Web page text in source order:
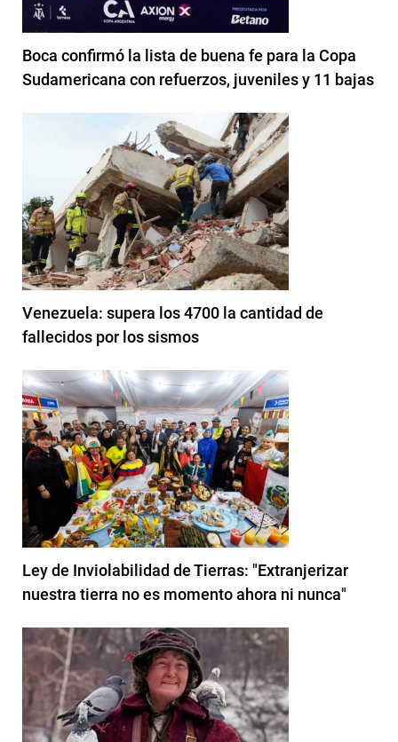
Boca confirmó la lista de buena fe para la Copa
Sudamericana con refuerzos, juveniles y 11 bajas
Venezuela: supera los 4700 la cantidad de
fallecidos por los sismos
Ley de Inviolabilidad de Tierras: "Extranjerizar
nuestra tierra no es momento ahora ni nunca"